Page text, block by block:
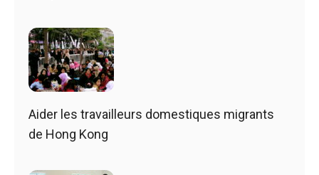
Aider les travailleurs domestiques migrants
de Hong Kong